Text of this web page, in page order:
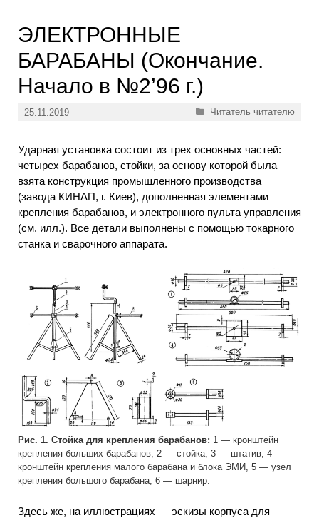
ЭЛЕКТРОННЫЕ
БАРАБАНЫ (Окончание.
Начало в №2’96 г.)
25.11.2019 Рубрики
Читатель читателю
Ударная установка состоит из трех основных частей:
четырех барабанов, стойки, за основу которой была
взята конструкция промышленного производства
(завода КИНАП, г. Киев), дополненная элементами
крепления барабанов, и электронного пульта управления
(см. илл.). Все детали выполнены с помощью токарного
станка и сварочного аппарата.
Рис. 1. Стойка для крепления барабанов: 1 — кронштейн
крепления больших барабанов, 2 — стойка, 3 — штатив, 4 —
кронштейн крепления малого барабана и блока ЭМИ, 5 — узел
крепления большого барабана, 6 — шарнир.
Здесь же, на иллюстрациях — эскизы корпуса для